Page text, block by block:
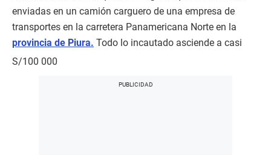
enviadas en un camión carguero de una empresa de
transportes en la carretera Panamericana Norte en la
provincia de Piura. Todo lo incautado asciende a casi
S/100 000